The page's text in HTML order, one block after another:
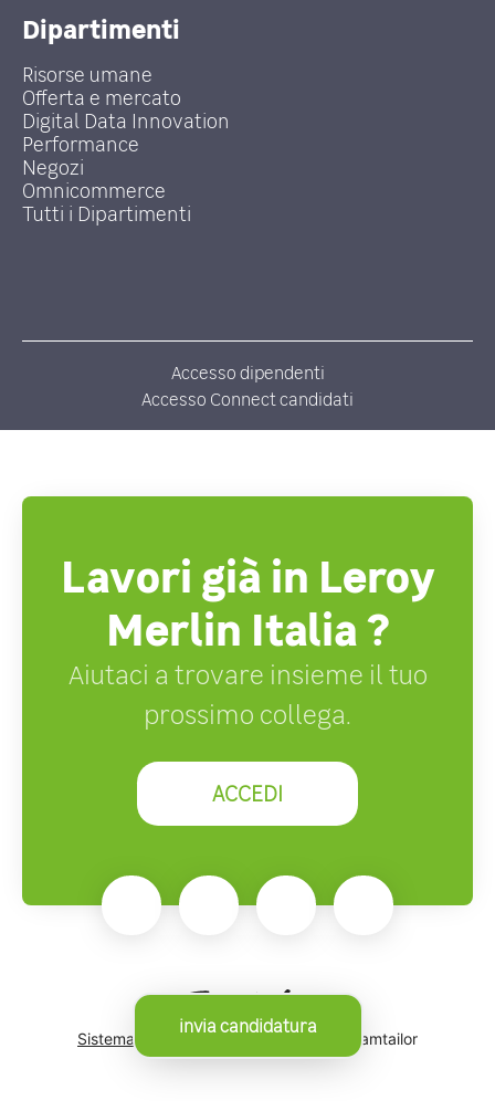
invia candidatura
Dipartimenti
Risorse umane
Offerta e mercato
Digital Data Innovation
Performance
Negozi
Omnicommerce
Tutti i Dipartimenti
Accesso dipendenti
Accesso Connect candidati
Lavori già in Leroy
Merlin Italia ?
Aiutaci a trovare insieme il tuo
prossimo collega.
ACCEDI
Sistema di tracking del candidato di Teamtailor